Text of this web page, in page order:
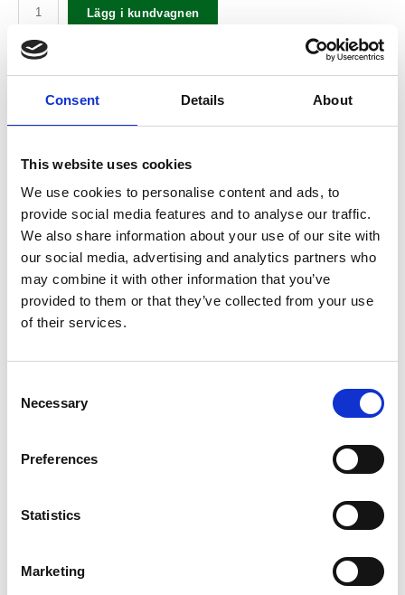
Consent Details About
This website uses cookies
We use cookies to personalise content and ads, to
provide social media features and to analyse our traffic.
We also share information about your use of our site with
our social media, advertising and analytics partners who
may combine it with other information that you’ve
provided to them or that they’ve collected from your use
of their services.
Selection
Necessary
Preferences
Statistics
Marketing
Lägg i kundvagnen
Dubbel lädernit.
Storlek: huvud 7 mm, underdel 8 mm.
Välj mellan färgerna: Silver, Svart, Antik eller Guldfärgad.
50 st komplett dubbel lädernit. (50 st huvud och 50 st
underdel).
SPECIFIKATIONER
Dubbel lädernit
10,5 x 8 mm dubbel lädernit 10,5 x 11 mm dubbel lädernit